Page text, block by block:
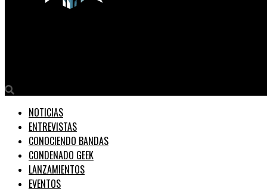
NOTICIAS
ENTREVISTAS
CONOCIENDO BANDAS
CONDENADO GEEK
LANZAMIENTOS
EVENTOS